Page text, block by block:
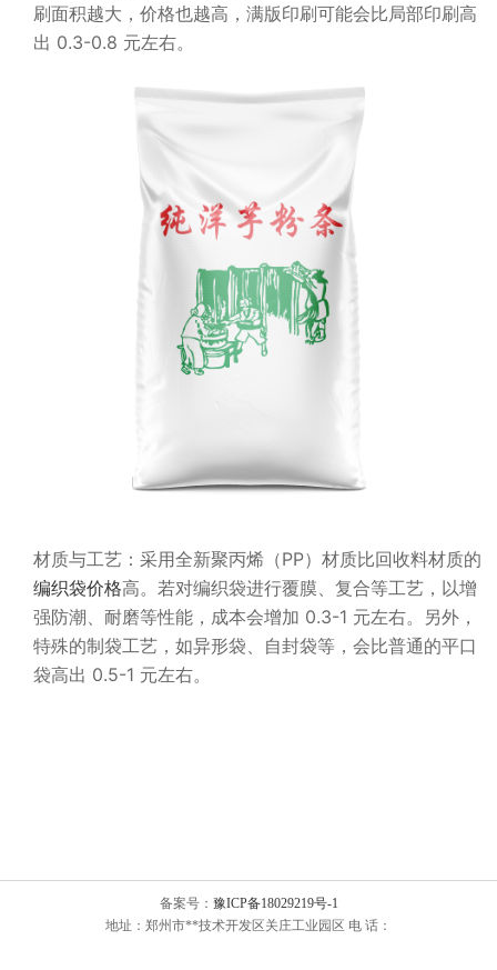
刷面积越大，价格也越高，满版印刷可能会比局部印刷高
出 0.3-0.8 元左右。
材质与工艺：采用全新聚丙烯（PP）材质比回收料材质的
编织袋价格高。若对编织袋进行覆膜、复合等工艺，以增
强防潮、耐磨等性能，成本会增加 0.3-1 元左右。另外，
特殊的制袋工艺，如异形袋、自封袋等，会比普通的平口
袋高出 0.5-1 元左右。
备案号： 豫ICP备18029219号-1
地址：郑州市**技术开发区关庄工业园区 电 话：